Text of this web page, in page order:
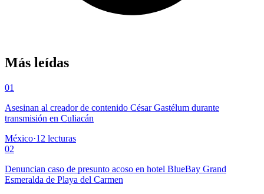
Más leídas
01
Asesinan al creador de contenido César Gastélum durante
transmisión en Culiacán
México·12 lecturas
02
Denuncian caso de presunto acoso en hotel BlueBay Grand
Esmeralda de Playa del Carmen